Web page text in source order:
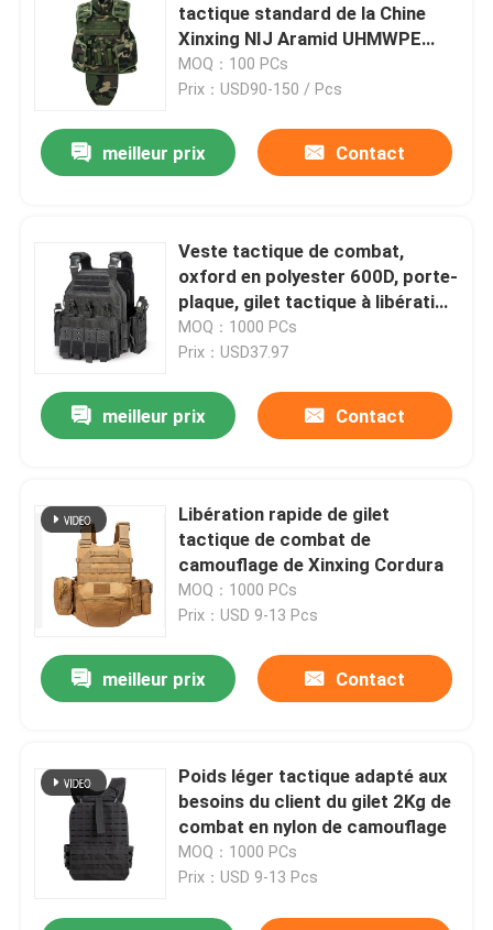
tactique standard de la Chine
Xinxing NIJ Aramid UHMWPE
avec le panneau mou NIJ IIIA
MOQ：100 PCs
Prix：USD90-150 / Pcs
meilleur prix Contact
Veste tactique de combat,
oxford en polyester 600D, porte-
plaque, gilet tactique à libération
rapide
MOQ：1000 PCs
Prix：USD37.97
meilleur prix Contact
Libération rapide de gilet
tactique de combat de
camouflage de Xinxing Cordura
MOQ：1000 PCs
Prix：USD 9-13 Pcs
meilleur prix Contact
Poids léger tactique adapté aux
besoins du client du gilet 2Kg de
combat en nylon de camouflage
MOQ：1000 PCs
Prix：USD 9-13 Pcs